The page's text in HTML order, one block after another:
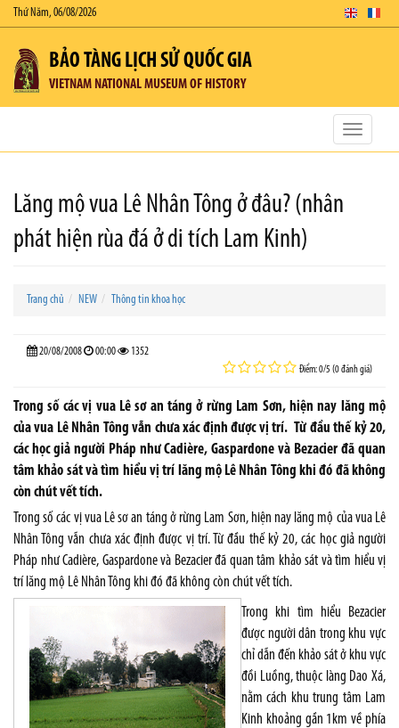
Thứ Năm, 06/08/2026
BẢO TÀNG LỊCH SỬ QUỐC GIA
VIETNAM NATIONAL MUSEUM OF HISTORY
Toggle
Lăng mộ vua Lê Nhân Tông ở đâu? (nhân
phát hiện rùa đá ở di tích Lam Kinh)
Trang chủ NEW Thông tin khoa học
20/08/2008 00:00 1352
Điểm: 0/5 (0 đánh giá)
Trong số các vị vua Lê sơ an táng ở rừng Lam Sơn, hiện nay lăng mộ
của vua Lê Nhân Tông vẫn chưa xác định được vị trí. Từ đầu thế kỷ 20,
các học giả người Pháp như Cadière, Gaspardone và Bezacier đã quan
tâm khảo sát và tìm hiểu vị trí lăng mộ Lê Nhân Tông khi đó đã không
còn chút vết tích.
Trong số các vị vua Lê sơ an táng ở rừng Lam Sơn, hiện nay lăng mộ của vua Lê
Nhân Tông vẫn chưa xác định được vị trí. Từ đầu thế kỷ 20, các học giả người
Pháp như Cadière, Gaspardone và Bezacier đã quan tâm khảo sát và tìm hiểu vị
trí lăng mộ Lê Nhân Tông khi đó đã không còn chút vết tích.
Trong khi tìm hiểu Bezacier
được người dân trong khu vực
chỉ dẫn đến khảo sát ở khu vực
đồi Luồng, thuộc làng Dao Xá,
nằm cách khu trung tâm Lam
Kinh khoảng gần 1km về phía